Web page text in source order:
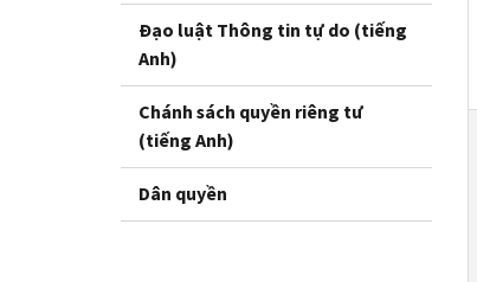
Đạo luật Thông tin tự do (tiếng
Anh)
Chánh sách quyền riêng tư
(tiếng Anh)
Dân quyền